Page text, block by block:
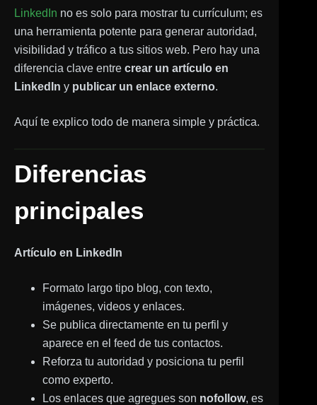
LinkedIn no es solo para mostrar tu currículum; es
una herramienta potente para generar autoridad,
visibilidad y tráfico a tus sitios web. Pero hay una
diferencia clave entre crear un artículo en
LinkedIn y publicar un enlace externo.
Aquí te explico todo de manera simple y práctica.
Diferencias
principales
Artículo en LinkedIn
Formato largo tipo blog, con texto,
imágenes, videos y enlaces.
Se publica directamente en tu perfil y
aparece en el feed de tus contactos.
Reforza tu autoridad y posiciona tu perfil
como experto.
Los enlaces que agregues son nofollow, es